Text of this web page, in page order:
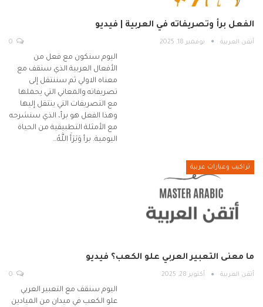
الفعل برأ وتصريفاته في العربية | فيديو
أتقن العربية نوفمبر 18, 2025
اليوم سنكون مع فعل من
الأفعال العربية الذي سنقف مع
معناه الاولي ثم سننتقل إلى
تصريفاته والمعاني التي يحملها
مع التصريفات التي ينتقل إليها
وهذا الفعل هو برأ، الذي سنشرحه
مع الأمثلة التطبيقية من الحياة
اليومية. برأ وَبَرَأَ اللَّهُ…
تراكيب وعبارات عربية
ما معنى التعبير العربي علو الكعب؟ فيديو
أتقن العربية أكتوبر 28, 2025
اليوم سنقف مع التعبير العربي
علو الكعب في ميدان من الميادين